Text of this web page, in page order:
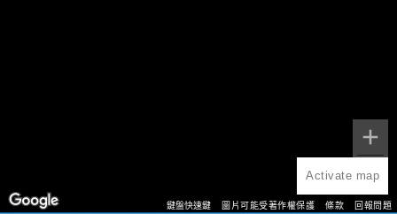
Activate map
鍵盤快速鍵 圖片可能受著作權保護 條款 回報問題